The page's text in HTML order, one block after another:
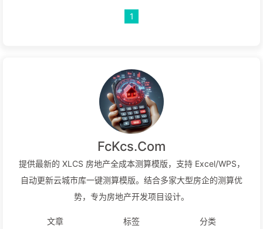
1
FcKcs.Com
提供最新的 XLCS 房地产全成本测算模版，支持 Excel/WPS，
自动更新云城市库一键测算模版。结合多家大型房企的测算优
势，专为房地产开发项目设计。
文章 标签 分类